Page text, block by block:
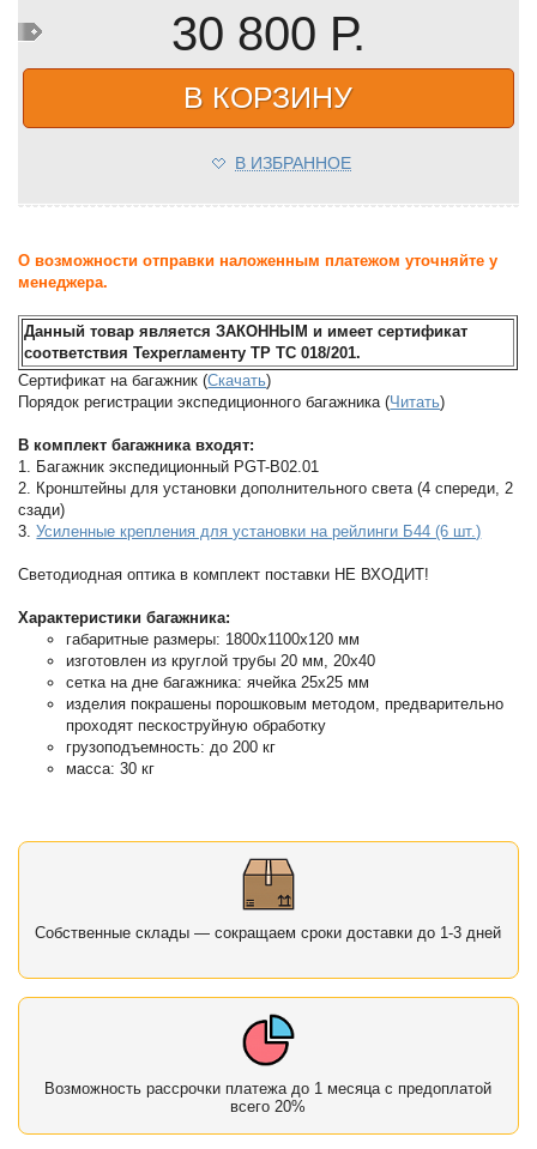
30 800 Р.
В КОРЗИНУ
В ИЗБРАННОЕ
О возможности отправки наложенным платежом уточняйте у
менеджера.
Данный товар является ЗАКОННЫМ и имеет сертификат
соответствия Техрегламенту ТР ТС 018/201.
Сертификат на багажник (Скачать)
Порядок регистрации экспедиционного багажника (Читать)
В комплект багажника входят:
1. Багажник экспедиционный PGT-B02.01
2. Кронштейны для установки дополнительного света (4 спереди, 2
сзади)
3.Усиленные крепления для установки на рейлинги Б44 (6 шт.)
Светодиодная оптика в комплект поставки НЕ ВХОДИТ!
Характеристики багажника:
габаритные размеры: 1800х1100х120 мм
изготовлен из круглой трубы 20 мм, 20х40
сетка на дне багажника: ячейка 25х25 мм
изделия покрашены порошковым методом, предварительно
проходят пескоструйную обработку
грузоподъемность: до 200 кг
масса: 30 кг
Собственные склады — сокращаем сроки доставки до 1-3 дней
Возможность рассрочки платежа до 1 месяца с предоплатой
всего 20%